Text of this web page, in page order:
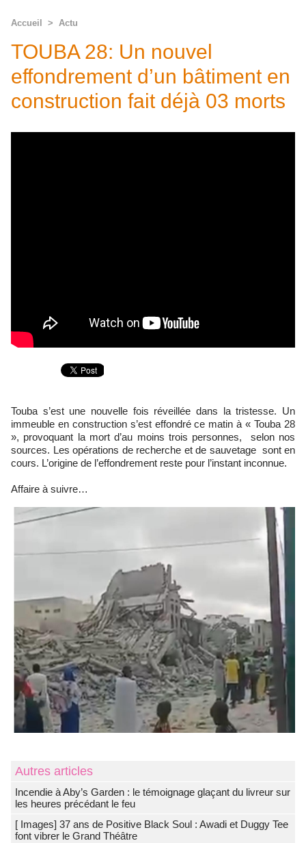
Accueil > Actu
TOUBA 28: Un nouvel
effondrement d’un bâtiment en
construction fait déjà 03 morts
Touba s’est une nouvelle fois réveillée dans la tristesse. Un
immeuble en construction s’est effondré ce matin à « Touba 28
», provoquant la mort d’au moins trois personnes, selon nos
sources. Les opérations de recherche et de sauvetage sont en
cours. L’origine de l’effondrement reste pour l’instant inconnue.
Affaire à suivre…
Autres articles
Incendie à Aby’s Garden : le témoignage glaçant du livreur sur
les heures précédant le feu
[ Images] 37 ans de Positive Black Soul : Awadi et Duggy Tee
font vibrer le Grand Théâtre